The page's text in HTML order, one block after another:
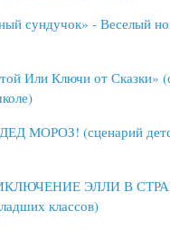
сундучок» - Веселый
Или Ключи от Сказки»
(сценарий
ЭЛЛИ В
классов)